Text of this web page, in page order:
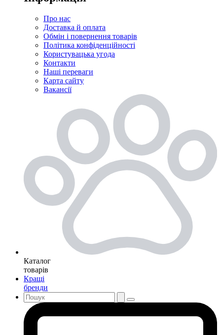
Про нас
Доставка й оплата
Обмін і повернення товарів
Політика конфіденційності
Користувацька угода
Контакти
Наші переваги
Карта сайту
Вакансії
Каталог
товарів
Кращі
бренди